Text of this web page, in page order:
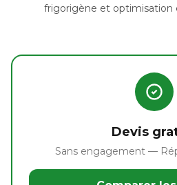
frigorigène et optimisation
Devis
Sans engagement —